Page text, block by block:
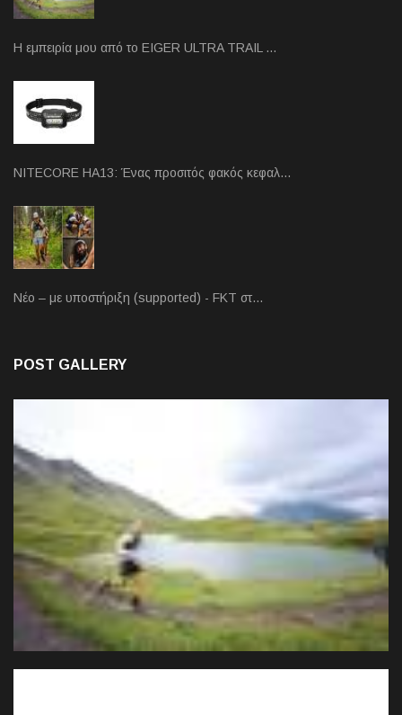
Η εμπειρία μου από το EIGER ULTRA TRAIL …
NITECORE HA13: Ένας προσιτός φακός κεφαλ…
Νέο – με υποστήριξη (supported) - FKT στ…
POST GALLERY